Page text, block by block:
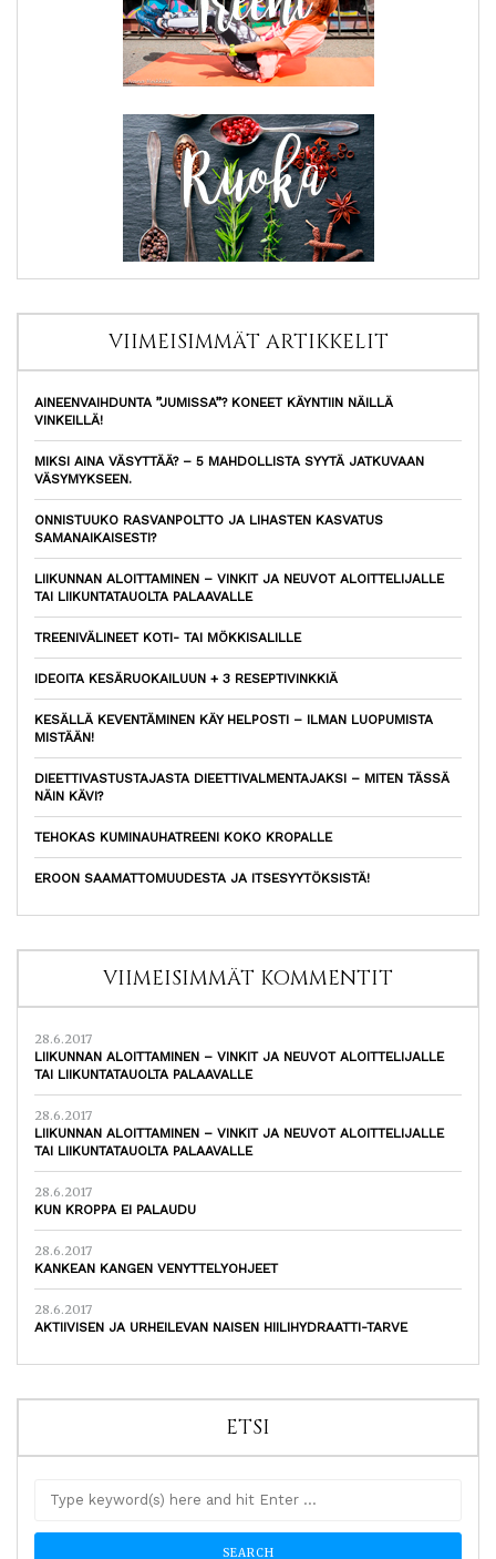
VIIMEISIMMÄT ARTIKKELIT
AINEENVAIHDUNTA ”JUMISSA”? KONEET KÄYNTIIN NÄILLÄ
VINKEILLÄ!
MIKSI AINA VÄSYTTÄÄ? – 5 MAHDOLLISTA SYYTÄ JATKUVAAN
VÄSYMYKSEEN.
ONNISTUUKO RASVANPOLTTO JA LIHASTEN KASVATUS
SAMANAIKAISESTI?
LIIKUNNAN ALOITTAMINEN – VINKIT JA NEUVOT ALOITTELIJALLE
TAI LIIKUNTATAUOLTA PALAAVALLE
TREENIVÄLINEET KOTI- TAI MÖKKISALILLE
IDEOITA KESÄRUOKAILUUN + 3 RESEPTIVINKKIÄ
KESÄLLÄ KEVENTÄMINEN KÄY HELPOSTI – ILMAN LUOPUMISTA
MISTÄÄN!
DIEETTIVASTUSTAJASTA DIEETTIVALMENTAJAKSI – MITEN TÄSSÄ
NÄIN KÄVI?
TEHOKAS KUMINAUHATREENI KOKO KROPALLE
EROON SAAMATTOMUUDESTA JA ITSESYYTÖKSISTÄ!
VIIMEISIMMÄT KOMMENTIT
28.6.2017
LIIKUNNAN ALOITTAMINEN – VINKIT JA NEUVOT ALOITTELIJALLE
TAI LIIKUNTATAUOLTA PALAAVALLE
28.6.2017
LIIKUNNAN ALOITTAMINEN – VINKIT JA NEUVOT ALOITTELIJALLE
TAI LIIKUNTATAUOLTA PALAAVALLE
28.6.2017
KUN KROPPA EI PALAUDU
28.6.2017
KANKEAN KANGEN VENYTTELYOHJEET
28.6.2017
AKTIIVISEN JA URHEILEVAN NAISEN HIILIHYDRAATTI-TARVE
ETSI